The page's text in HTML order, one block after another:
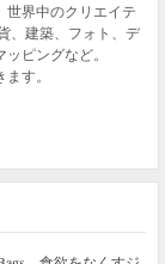
世界中のクリエイテ
、建築、フォト、デ
ピングなど。
す。